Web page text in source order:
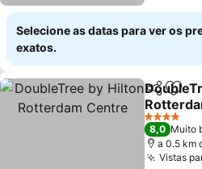
Selecione as datas para ver os
exatos.
Partilhar
Ver preços
4 Estrelas
8,0 Muito
a 0.5 km
Vistas